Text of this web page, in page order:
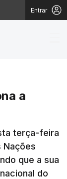
Entrar
a
terça-feira
Nações
que a sua
do